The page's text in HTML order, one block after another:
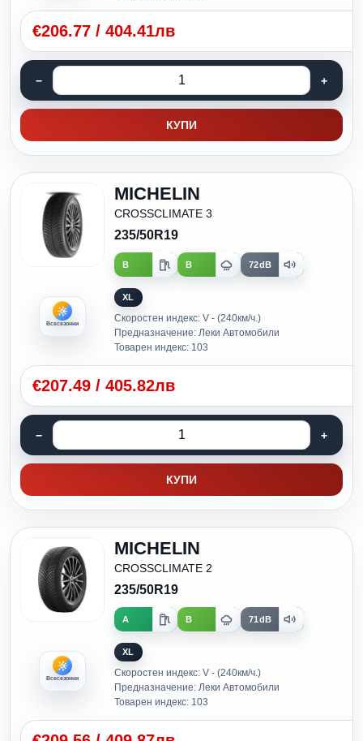
€206.77 / 404.41лв
КУПИ
Всесезонни
MICHELIN
CROSSCLIMATE 3
235/50R19
B B 72dB
XL
Скоростен индекс: V - (240км/ч.)
Предназначение: Леки Автомобили
Товарен индекс: 103
€207.49 / 405.82лв
КУПИ
Всесезонни
MICHELIN
CROSSCLIMATE 2
235/50R19
A B 71dB
XL
Скоростен индекс: V - (240км/ч.)
Предназначение: Леки Автомобили
Товарен индекс: 103